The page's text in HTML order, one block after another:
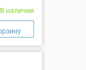
В наличии